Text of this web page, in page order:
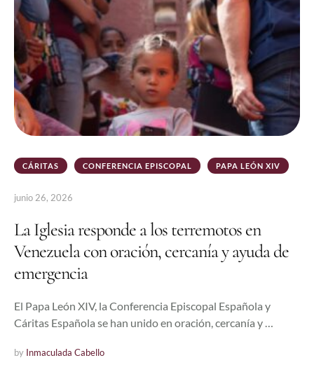
CÁRITAS CONFERENCIA EPISCOPAL PAPA LEÓN XIV
junio 26, 2026
La Iglesia responde a los terremotos en
Venezuela con oración, cercanía y ayuda de
emergencia
El Papa León XIV, la Conferencia Episcopal Española y
Cáritas Española se han unido en oración, cercanía y …
by Inmaculada Cabello